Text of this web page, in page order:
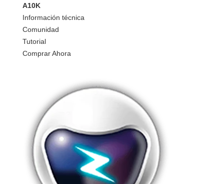
A10K
Información técnica
Comunidad
Tutorial
Comprar Ahora